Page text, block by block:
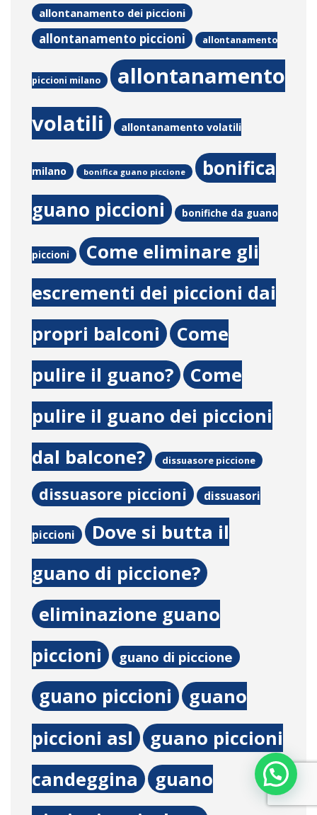
allontanamento dei piccioni
allontanamento piccioni allontanamento
piccioni milano
allontanamento
volatili
allontanamento volatili
milano bonifica guano piccione
bonifica
guano piccioni
bonifiche da guano
piccioni
Come eliminare gli
escrementi dei piccioni dai
propri balconi
Come
pulire il guano?
Come
pulire il guano dei piccioni
dal balcone?
dissuasore piccione
dissuasore piccioni dissuasori
piccioni
Dove si butta il
guano di piccione?
eliminazione guano
piccioni
guano di piccione
guano piccioni
guano
piccioni asl
guano piccioni
candeggina
guano